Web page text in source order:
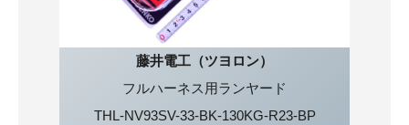
藤井電工（ツヨロン）
フルハーネス用ランヤード
THL-NV93SV-33-BK-130KG-R23-BP